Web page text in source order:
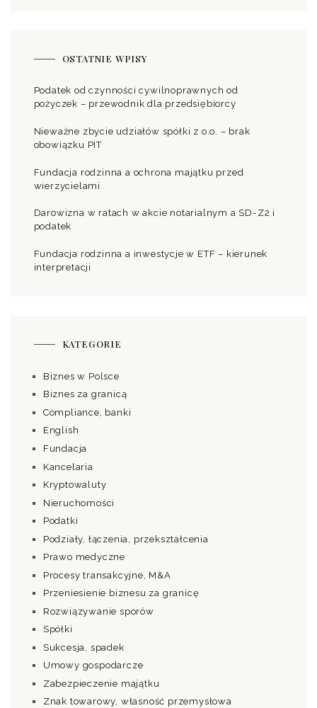
OSTATNIE WPISY
Podatek od czynności cywilnoprawnych od
pożyczek – przewodnik dla przedsiębiorcy
Nieważne zbycie udziałów spółki z o.o. – brak
obowiązku PIT
Fundacja rodzinna a ochrona majątku przed
wierzycielami
Darowizna w ratach w akcie notarialnym a SD-Z2 i
podatek
Fundacja rodzinna a inwestycje w ETF – kierunek
interpretacji
KATEGORIE
Biznes w Polsce
Biznes za granicą
Compliance, banki
English
Fundacja
Kancelaria
Kryptowaluty
Nieruchomości
Podatki
Podziały, łączenia, przekształcenia
Prawo medyczne
Procesy transakcyjne, M&A
Przeniesienie biznesu za granicę
Rozwiązywanie sporów
Spółki
Sukcesja, spadek
Umowy gospodarcze
Zabezpieczenie majątku
Znak towarowy, własność przemysłowa